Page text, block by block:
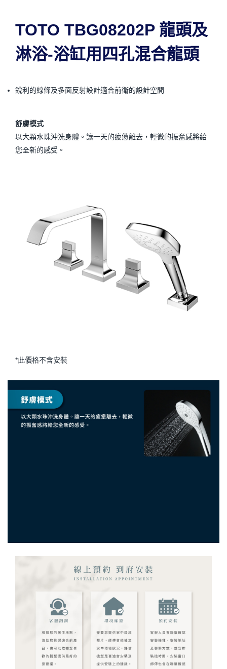
TOTO TBG08202P 龍頭及
淋浴-浴缸用四孔混合龍頭
銳利的線條及多面反射設計適合前衛的設計空間
舒膚模式
以大顆水珠沖洗身體。讓一天的疲憊離去，輕微的振奮感將給
您全新的感受。
*此價格不含安裝